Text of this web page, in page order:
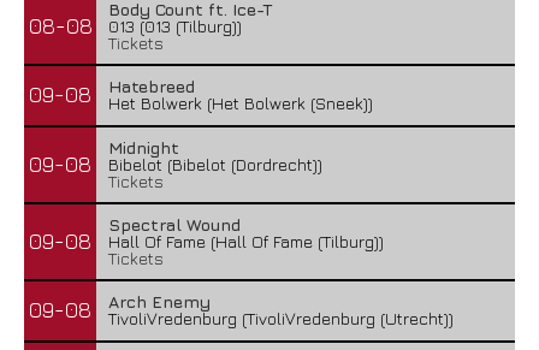
08-08
Body Count ft. Ice-T
013 (013 (Tilburg))
Tickets
09-08
Hatebreed
Het Bolwerk (Het Bolwerk (Sneek))
09-08
Midnight
Bibelot (Bibelot (Dordrecht))
Tickets
09-08
Spectral Wound
Hall Of Fame (Hall Of Fame (Tilburg))
Tickets
09-08
Arch Enemy
TivoliVredenburg (TivoliVredenburg (Utrecht))